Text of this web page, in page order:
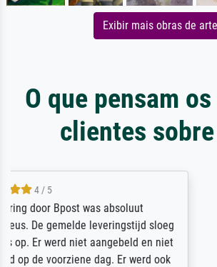
Exibir mais obras de arte
O que pensam
clientes
Sehr gute Qualität des
des Rahmens! Unser Bild wurde
sorgfältig und sicher verpackt, so
unbeschadet bei uns ankam. Es